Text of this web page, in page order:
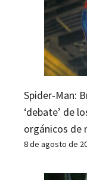
Spider-Man:
‘debate’ de
orgánicos de
8 de agosto de